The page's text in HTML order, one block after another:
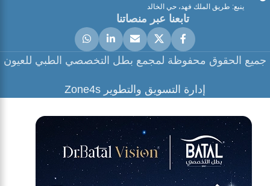
ينبع: طريق الملك فهد، حي الخالد
تابعنا عبر منصاتنا
جميع الحقوق محفوظة لمجمع بطل التخصصي الطبي للعيون
إدارة التسويق والتطوير Zone4s